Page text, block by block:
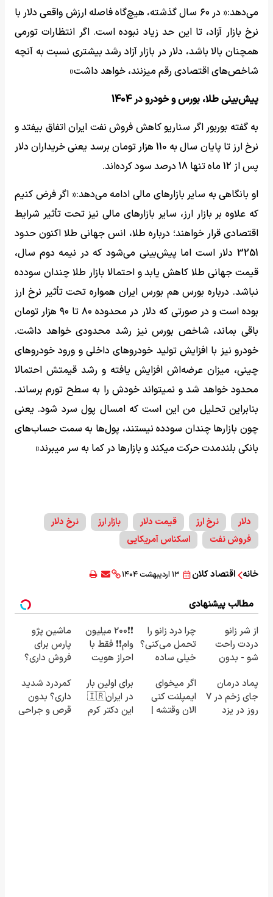
می‌دهد:« در ۶۰ سال گذشته، هیچ‌گاه فاصله ارزش واقعی دلار با
نرخ بازار آزاد، تا این حد زیاد نبوده است. اگر انتظارات تورمی
همچنان بالا باشد، دلار در بازار آزاد رشد بیشتری نسبت به آنچه
شاخص‌های اقتصادی رقم میزنند، خواهد داشت»
پیش‌بینی طلا، بورس و خودرو در 1404
به گفته بوربور اگر سناریو کاهش فروش نفت ایران اتفاق بیفتد و
نرخ ارز تا پایان سال به 110 هزار تومان برسد یعنی خریداران دلار
پس از 12 ماه تنها 18 درصد سود کرده‌اند.
او بانگاهی به سایر بازارهای مالی ادامه می‌دهد:« اگر فرض کنیم
که علاوه بر بازار ارز، سایر بازارهای مالی نیز تحت تأثیر شرایط
اقتصادی قرار خواهند؛ درباره طلا، انس جهانی طلا اکنون حدود
3251 دلار است اما پیش‌بینی می‌شود که در نیمه دوم سال،
قیمت جهانی طلا کاهش یابد و احتمالا بازار طلا چندان سودده
نباشد. درباره بورس هم بورس ایران همواره تحت تأثیر نرخ ارز
بوده است و در صورتی که دلار در محدوده ۸۰ تا ۹۰ هزار تومان
باقی بماند، شاخص بورس نیز رشد محدودی خواهد داشت.
خودرو نیز با افزایش تولید خودروهای داخلی و ورود خودروهای
چینی، میزان عرضه‌اش افزایش یافته و رشد قیمتش احتمالا
محدود خواهد شد و نمیتواند خودش را به سطح تورم برساند.
بنابراین تحلیل من این است که امسال پول سرد شود. یعنی
چون بازارها چندان سودده نیستند، پول‌ها به سمت حساب‌های
بانکی بلندمدت حرکت میکند و بازارها در کما به سر میبرند»
دلار نرخ ارز قیمت دلار بازار ارز
نرخ دلار
فروش نفت
اسکناس آمریکایی
خانه اقتصاد کلان ۱۳ اردیبهشت ۱۴۰۴
مطالب پیشنهادی
از شر زانو
دردت راحت
شو - بدون
چرا درد زانو را
تحمل می‌کنی؟
خیلی ساده
درمانش کن
❗❗200 میلیون
وام❗❗ فقط با
احراز هویت
ماشین پژو
پارس برای
فروش داری؟
بفروشش
پماد درمان
جای زخم در ۷
روز در یزد
اگر میخوای
ایمپلنت کنی
الان وقتشه |
برای اولین بار
در ایران🇮🇷
این دکتر کرم
کمردرد شدید
داری؟ بدون
قرص و جراحی